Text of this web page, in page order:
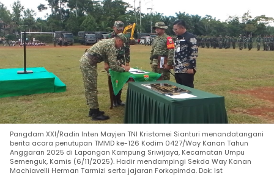
Pangdam XXI/Radin Inten Mayjen TNI Kristomei Sianturi menandatangani
berita acara penutupan TMMD ke-126 Kodim 0427/Way Kanan Tahun
Anggaran 2025 di Lapangan Kampung Sriwijaya, Kecamatan Umpu
Semenguk, Kamis (6/11/2025). Hadir mendampingi Sekda Way Kanan
Machiavelli Herman Tarmizi serta jajaran Forkopimda. Dok: Ist